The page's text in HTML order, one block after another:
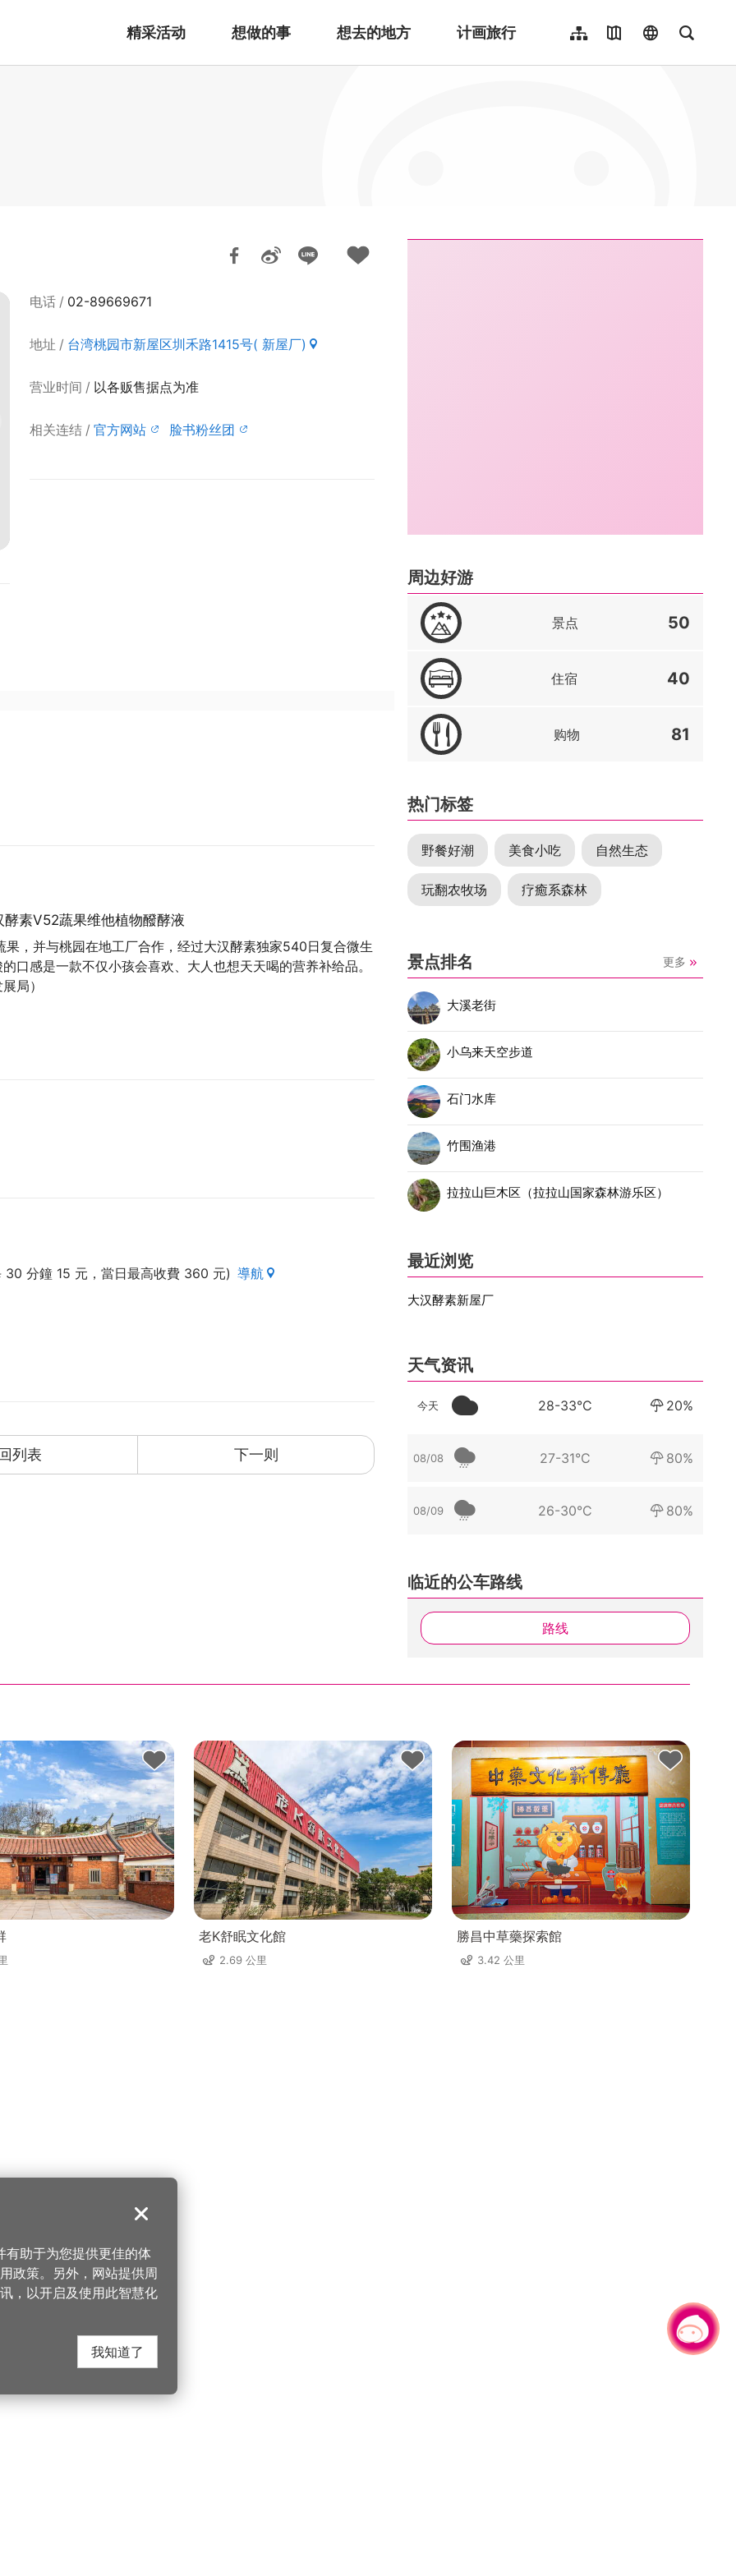
精采活动 想做的事 想去的地方 计画旅行
网站导览地图导览language全文检
电话 02-89669671
地址 台湾桃园市新屋区圳禾路1415号( 新屋厂)
营业时间 以各贩售据点为准
相关连结 官方网站 脸书粉丝团
素V52蔬果维他植物醱酵液
，并与桃园在地工厂合作，经过大汉酵素独家540日复合微生
口感是一款不仅小孩会喜欢、大人也想天天喝的营养补给品。
局）
分鐘 15 元，當日最高收費 360 元) 導航
列表 下一则
:::
周边好游
景点 50
住宿 40
购物 81
热门标签
野餐好潮 美食小吃 自然生态
玩翻农牧场 疗癒系森林
景点排名 更多
大溪老街
小乌来天空步道
石门水库
竹围渔港
拉拉山巨木区（拉拉山国家森林游乐区）
最近浏览
大汉酵素新屋厂
天气资讯
今天 28-33°C 20%
08/08 27-31°C 80%
08/09 26-30°C 80%
临近的公车路线
路线
老K舒眠文化館
2.69 公里
勝昌中草藥探索館
3.42 公里
关闭
助于为您提供更佳的体
政策。另外，网站提供周
，以开启及使用此智慧化
我知道了